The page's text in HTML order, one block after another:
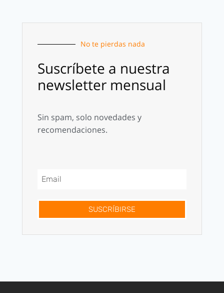
No te pierdas nada
Suscríbete a nuestra
newsletter mensual
Sin spam, solo novedades y
recomendaciones.
SUSCRÍBIRSE